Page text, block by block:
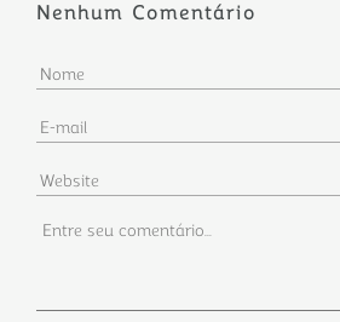
Nenhum Comentário